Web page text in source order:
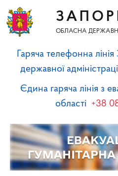
ОБЛАСНА
Гаряча телефонна лінія
державної
Єдина гаряча лінія з
області +38